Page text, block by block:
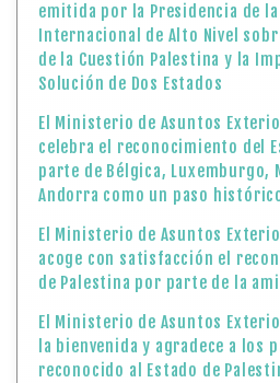
emitida por la Presidencia de
Internacional de Alto Nivel
de la Cuestión Palestina y la
Solución de Dos Estados
El Ministerio de Asuntos
celebra el reconocimiento del
parte de Bélgica, Luxemburgo,
Andorra como un paso
El Ministerio de Asuntos
acoge con satisfacción el
de Palestina por parte de la
El Ministerio de Asuntos
la bienvenida y agradece a los
reconocido al Estado de